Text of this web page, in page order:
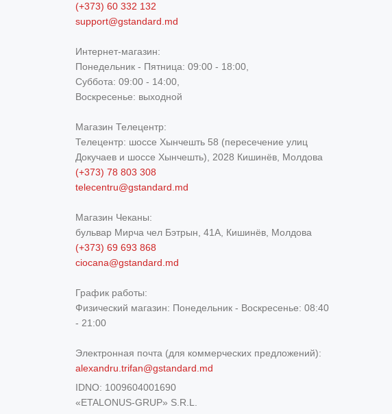
(+373) 60 332 132
support@gstandard.md
Интернет-магазин:
Понедельник - Пятница: 09:00 - 18:00,
Суббота: 09:00 - 14:00,
Воскресенье: выходной
Магазин Телецентр:
Телецентр: шоссе Хынчешть 58 (пересечение улиц
Докучаев и шоссе Хынчешть), 2028 Кишинёв, Молдова
(+373) 78 803 308
telecentru@gstandard.md
Магазин Чеканы:
бульвар Мирча чел Бэтрын, 41A, Кишинёв, Молдова
(+373) 69 693 868
ciocana@gstandard.md
График работы:
Физический магазин: Понедельник - Воскресенье: 08:40
- 21:00
Электронная почта (для коммерческих предложений):
alexandru.trifan@gstandard.md
IDNO: 1009604001690
«ETALONUS-GRUP» S.R.L.